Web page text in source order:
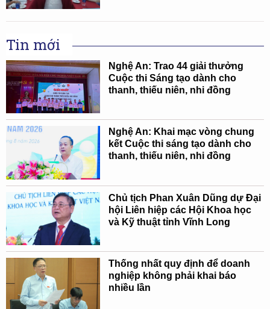
Tin mới
Nghệ An: Trao 44 giải thưởng
Cuộc thi Sáng tạo dành cho
thanh, thiếu niên, nhi đồng
Nghệ An: Khai mạc vòng chung
kết Cuộc thi sáng tạo dành cho
thanh, thiếu niên, nhi đồng
Chủ tịch Phan Xuân Dũng dự Đại
hội Liên hiệp các Hội Khoa học
và Kỹ thuật tỉnh Vĩnh Long
Thống nhất quy định để doanh
nghiệp không phải khai báo
nhiều lần